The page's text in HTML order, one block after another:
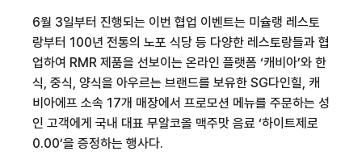
6월 3일부터 진행되는 이번 협업 이벤트는 미슐랭 레스토
랑부터 100년 전통의 노포 식당 등 다양한 레스토랑들과 협
업하여 RMR 제품을 선보이는 온라인 플랫폼 ‘캐비아’와 한
식, 중식, 양식을 아우르는 브랜드를 보유한 SG다인힐, 캐
비아에프 소속 17개 매장에서 프로모션 메뉴를 주문하는 성
인 고객에게 국내 대표 무알코올 맥주맛 음료 ‘하이트제로
0.00’을 증정하는 행사다.